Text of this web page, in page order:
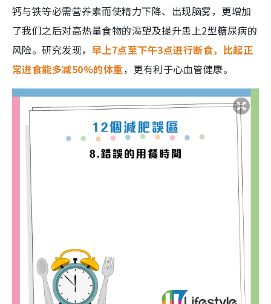
钙与铁等必需营养素而使精力下降、出现脑雾，更增加
了我们之后对高热量食物的渴望及提升患上2型糖尿病的
风险。研究发现， 早上7点至下午3点进行断食，比起正
常进食能多减50%的体重，更有利于心血管健康。